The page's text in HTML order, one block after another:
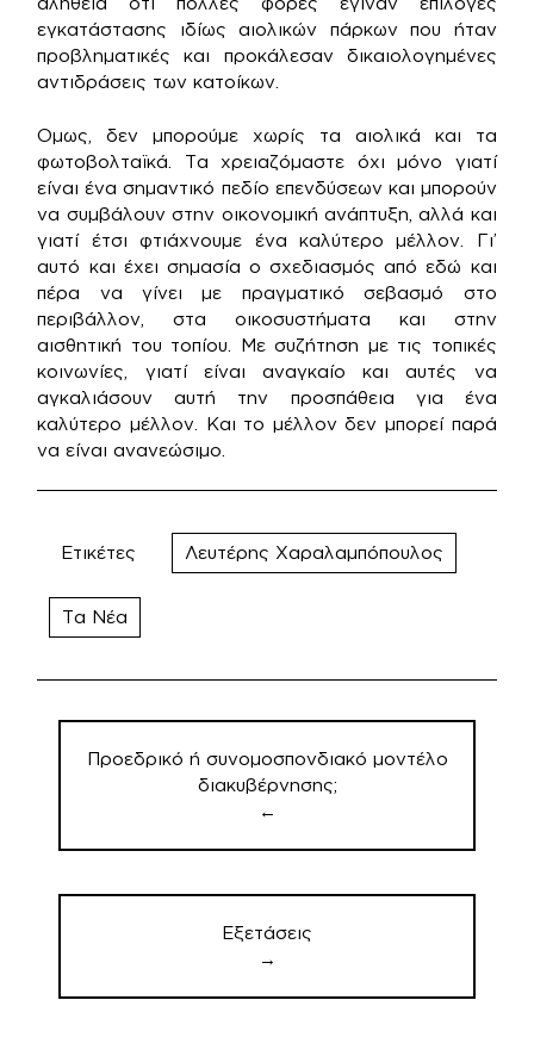
εγκατάστασης ιδίως αιολικών πάρκων που ήταν
προβληματικές και προκάλεσαν δικαιολογημένες
αντιδράσεις των κατοίκων.
Ομως, δεν μπορούμε χωρίς τα αιολικά και τα
φωτοβολταϊκά. Τα χρειαζόμαστε όχι μόνο γιατί
είναι ένα σημαντικό πεδίο επενδύσεων και μπορούν
να συμβάλουν στην οικονομική ανάπτυξη, αλλά και
γιατί έτσι φτιάχνουμε ένα καλύτερο μέλλον. Γι’
αυτό και έχει σημασία ο σχεδιασμός από εδώ και
πέρα να γίνει με πραγματικό σεβασμό στο
περιβάλλον, στα οικοσυστήματα και στην
αισθητική του τοπίου. Με συζήτηση με τις τοπικές
κοινωνίες, γιατί είναι αναγκαίο και αυτές να
αγκαλιάσουν αυτή την προσπάθεια για ένα
καλύτερο μέλλον. Και το μέλλον δεν μπορεί παρά
να είναι ανανεώσιμο.
Ετικέτες Λευτέρης Χαραλαμπόπουλος
Τα Νέα
Πλοήγηση
άρθρων
Προεδρικό ή συνομοσπονδιακό μοντέλο
διακυβέρνησης;
←
Εξετάσεις
→